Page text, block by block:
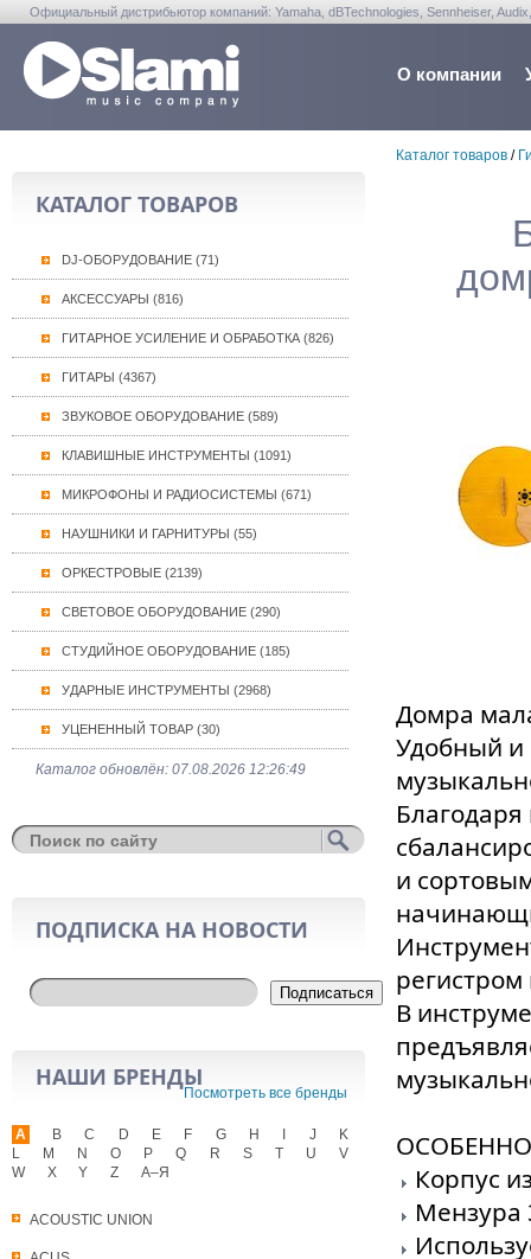
Официальный дистрибьютор компаний: Yamaha, dBTechnologies, Sennheiser,
О компании
КАТАЛОГ ТОВАРОВ
DJ-ОБОРУДОВАНИЕ (71)
АКСЕССУАРЫ (816)
ГИТАРНОЕ УСИЛЕНИЕ И ОБРАБОТКА (826)
ГИТАРЫ (4367)
ЗВУКОВОЕ ОБОРУДОВАНИЕ (589)
КЛАВИШНЫЕ ИНСТРУМЕНТЫ (1091)
МИКРОФОНЫ И РАДИОСИСТЕМЫ (671)
НАУШНИКИ И ГАРНИТУРЫ (55)
ОРКЕСТРОВЫЕ (2139)
СВЕТОВОЕ ОБОРУДОВАНИЕ (290)
СТУДИЙНОЕ ОБОРУДОВАНИЕ (185)
УДАРНЫЕ ИНСТРУМЕНТЫ (2968)
УЦЕНЕННЫЙ ТОВАР (30)
Каталог обновлён: 07.08.2026 12:26:49
ПОДПИСКА НА НОВОСТИ
Подписаться
НАШИ БРЕНДЫ
Посмотреть все бренды
A
ACOUSTIC UNION
B C D E F G H J
K
L
M N O P Q R S T U
V
W
X Y Z А–Я
Каталог товаров/
Домра
Удобный и
и
В
Корпус
Мензура